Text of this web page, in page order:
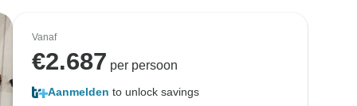
Vanaf
€2.687 per persoon
Aanmelden to unlock savings